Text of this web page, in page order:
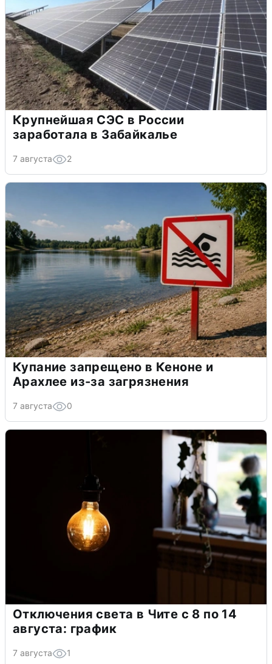
Крупнейшая СЭС в России
заработала в Забайкалье
7 августа 2
Купание запрещено в Кеноне и
Арахлее из-за загрязнения
7 августа 0
Отключения света в Чите с 8 по 14
августа: график
7 августа 1